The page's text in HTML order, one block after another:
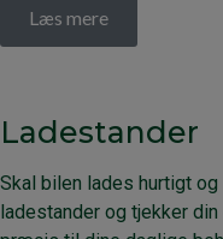
Læs mere
Ladestander
Skal bilen lades hurtigt
ladestander og tjekker